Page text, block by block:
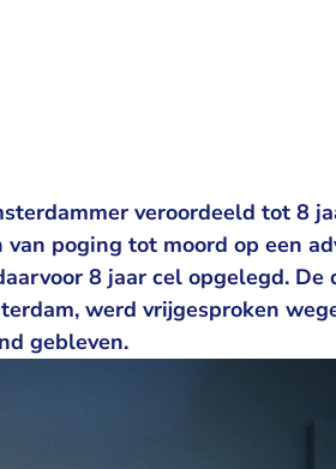
veroordeeld tot 8
poging tot moord op een
8 jaar cel opgelegd. De
werd vrijgesproken
gebleven.